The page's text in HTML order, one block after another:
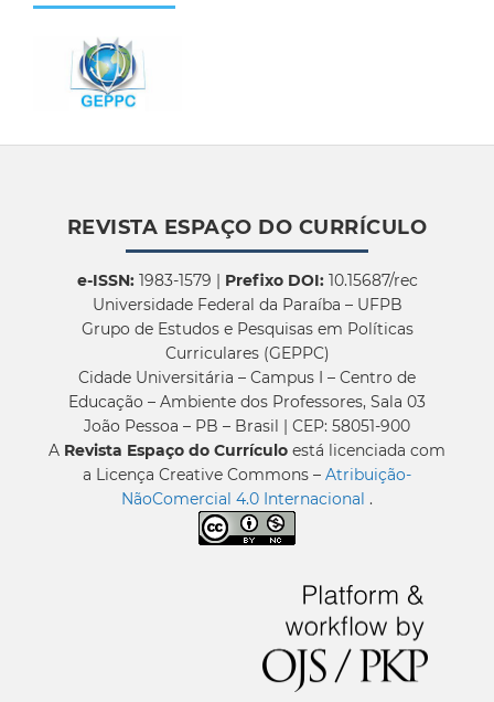
REVISTA ESPAÇO DO CURRÍCULO
e-ISSN:1983-1579 | Prefixo DOI:10.15687/rec
Universidade Federal da Paraíba – UFPB
Grupo de Estudos e Pesquisas em Políticas
Curriculares (GEPPC)
Cidade Universitária – Campus I – Centro de
Educação – Ambiente dos Professores, Sala 03
João Pessoa – PB – Brasil | CEP: 58051-900
A Revista Espaço do Currículo está licenciada com
a Licença Creative Commons – Atribuição-
NãoComercial 4.0 Internacional .